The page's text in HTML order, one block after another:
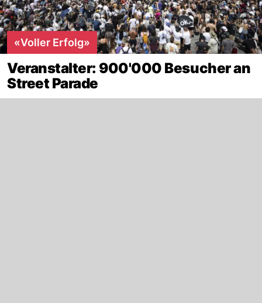
«Voller Erfolg»
Veranstalter: 900'000 Besucher an
Street Parade